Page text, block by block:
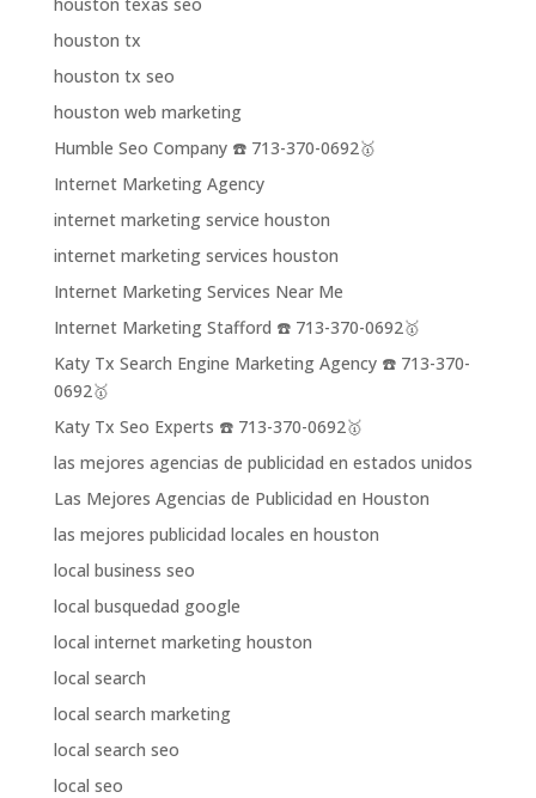
houston tx
houston tx seo
houston web marketing
Humble Seo Company ☎️ 713-370-0692🥇
Internet Marketing Agency
internet marketing service houston
internet marketing services houston
Internet Marketing Services Near Me
Internet Marketing Stafford ☎️ 713-370-0692🥇
Katy Tx Search Engine Marketing Agency ☎️ 713-370-
0692🥇
Katy Tx Seo Experts ☎️ 713-370-0692🥇
las mejores agencias de publicidad en estados unidos
Las Mejores Agencias de Publicidad en Houston
las mejores publicidad locales en houston
local business seo
local busquedad google
local internet marketing houston
local search
local search marketing
local search seo
local seo